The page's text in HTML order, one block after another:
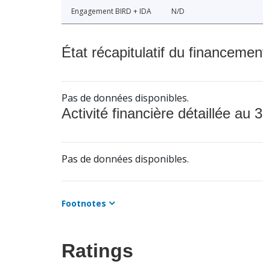
Engagement BIRD + IDA N/D
État récapitulatif du
Pas de données disponibles.
Activité financière détaillée au
Pas de données disponibles.
Footnotes
Ratings